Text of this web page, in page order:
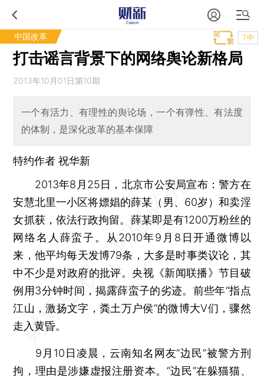
中国改革 T中
打击谣言背景下的网络舆论新格局
2013年10月01日第10期
一个有活力、有理性的舆论场，一个有弹性、有法度
的体制，是深化改革的基本保障
特约作者 祝华新
2013年8月25日，北京市公安局宣布：警方在
安慧北里一小区将嫖娼的薛某（男、60岁）和卖淫
女抓获，依法行政拘留。薛某即是有1200万粉丝的
网络名人薛蛮子。从2010年9月8日开通微博以
来，他平均每天发博79条，大多是时事类议论，其
中不少是对政府的批评。央视《新闻联播》节目破
例用3分钟时间，揭露薛蛮子的劣迹。前些年“指点
江山，激扬文字，粪土万户侯”的微博大V们，骤然
走入黄昏。
9月10日凌晨，云南知名网友“边民”被警方刑
拘，理由是涉嫌虚报注册资本。“边民”在躲猫猫、